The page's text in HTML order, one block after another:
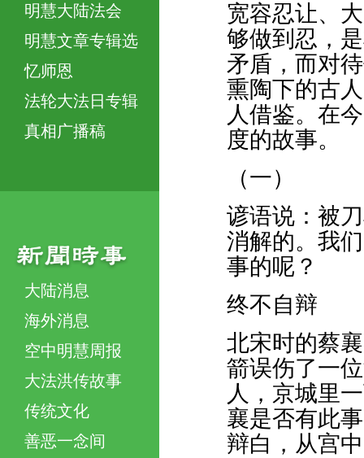
明慧大陆法会
明慧文章专辑选
忆师恩
法轮大法日专辑
真相广播稿
大陆消息
海外消息
空中明慧周报
大法洪传故事
传统文化
善恶一念间
宽容忍让、
够做到忍，
矛盾，而对
熏陶下的古
人借鉴。在
度的故事。
（一）
谚语说：被
消解的。我
事的呢？
终不自辩
北宋时的蔡
箭误伤了一
人，京城里
襄是否有此
辩白，从宫